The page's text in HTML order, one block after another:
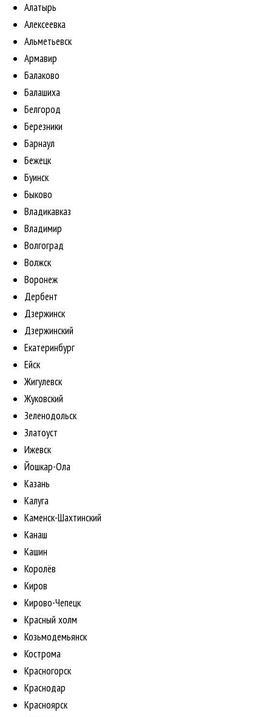
Алатырь
Алексеевка
Альметьевск
Армавир
Балаково
Балашиха
Белгород
Березники
Барнаул
Бежецк
Буинск
Быково
Владикавказ
Владимир
Волгоград
Волжск
Воронеж
Дербент
Дзержинск
Дзержинский
Екатеринбург
Ейск
Жигулевск
Жуковский
Зеленодольск
Златоуст
Ижевск
Йошкар-Ола
Казань
Калуга
Каменск-Шахтинский
Канаш
Кашин
Королёв
Киров
Кирово-Чепецк
Красный холм
Козьмодемьянск
Кострома
Красногорск
Краснодар
Красноярск